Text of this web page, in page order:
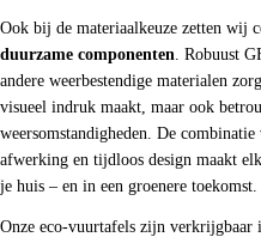
Ook bij de materiaalkeuze zetten wij
duurzame componenten . Robuust
andere weerbestendige materialen
visueel indruk maakt, maar ook
weersomstandigheden. De
afwerking en tijdloos design maakt
je huis – en in een groenere toekomst.
Onze eco-vuurtafels zijn verkrijgbaar